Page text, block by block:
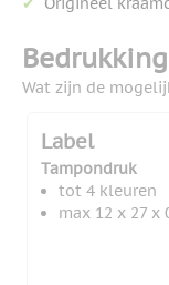
Bedrukking
Wat zijn de
Label
Tampondruk
tot 4 kleuren
max 12 x 27 x